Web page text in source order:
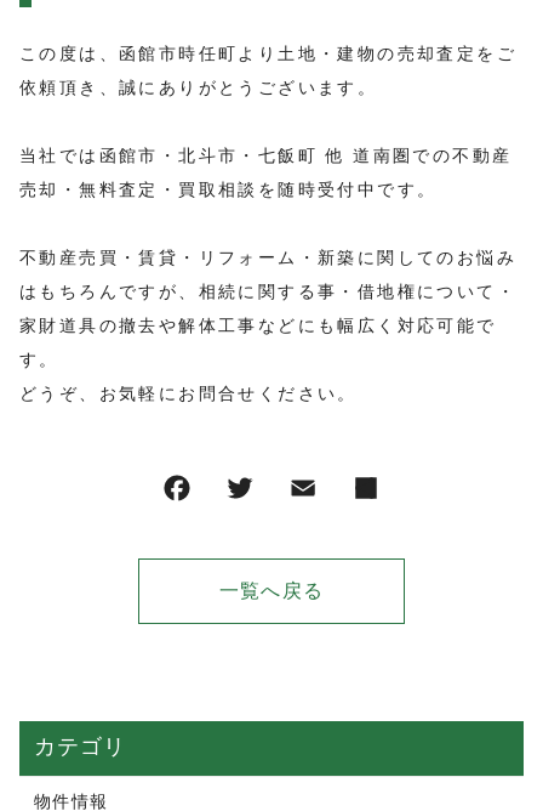
プライバシーポリシー
この度は、函館市時任町より土地・建物の売却査定をご
依頼頂き、誠にありがとうございます。
当社では函館市・北斗市・七飯町 他 道南圏での不動産
売却・無料査定・買取相談を随時受付中です。
不動産売買・賃貸・リフォーム・新築に関してのお悩み
はもちろんですが、相続に関する事・借地権について・
家財道具の撤去や解体工事などにも幅広く対応可能で
す。
どうぞ、お気軽にお問合せください。
一覧へ戻る
カテゴリ
物件情報